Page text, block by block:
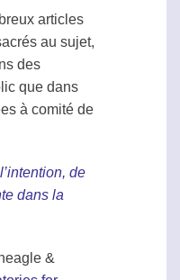
articles
au sujet,
des
que dans
à comité de
de
dans la
&